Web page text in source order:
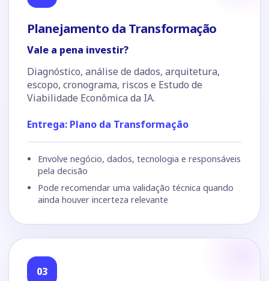
Planejamento da Transformação
Vale a pena investir?
Diagnóstico, análise de dados, arquitetura,
escopo, cronograma, riscos e Estudo de
Viabilidade Econômica da IA.
Entrega: Plano da Transformação
Envolve negócio, dados, tecnologia e responsáveis
pela decisão
Pode recomendar uma validação técnica quando
ainda houver incerteza relevante
03